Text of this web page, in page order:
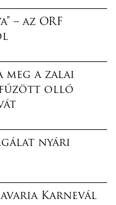
– az ORF
a zalai
olló
nyári
Karnevál